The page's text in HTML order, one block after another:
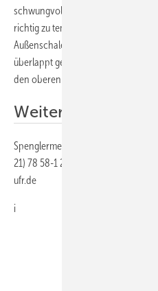
schwungvolles Gefäß aus
richtig zu temperieren. Aus 26
Außenschale und Flaschenhalter.
überlappt gelötet, die des
den oberen und unteren
Weitere
Spenglermeisterschule
21) 78 58-1 29Telefax (0 97 21) 78
ufr.de
i